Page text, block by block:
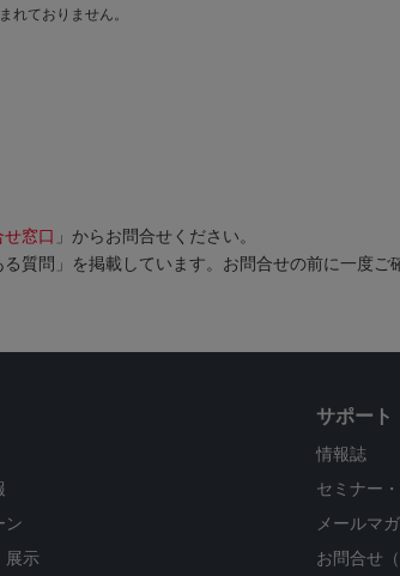
れておりません。
せ窓口 」からお問合せください。
質問」を掲載しています。お問合せの前に一度ご
ン
展示
サポート
情報誌
セミナー
メールマ
お問合せ